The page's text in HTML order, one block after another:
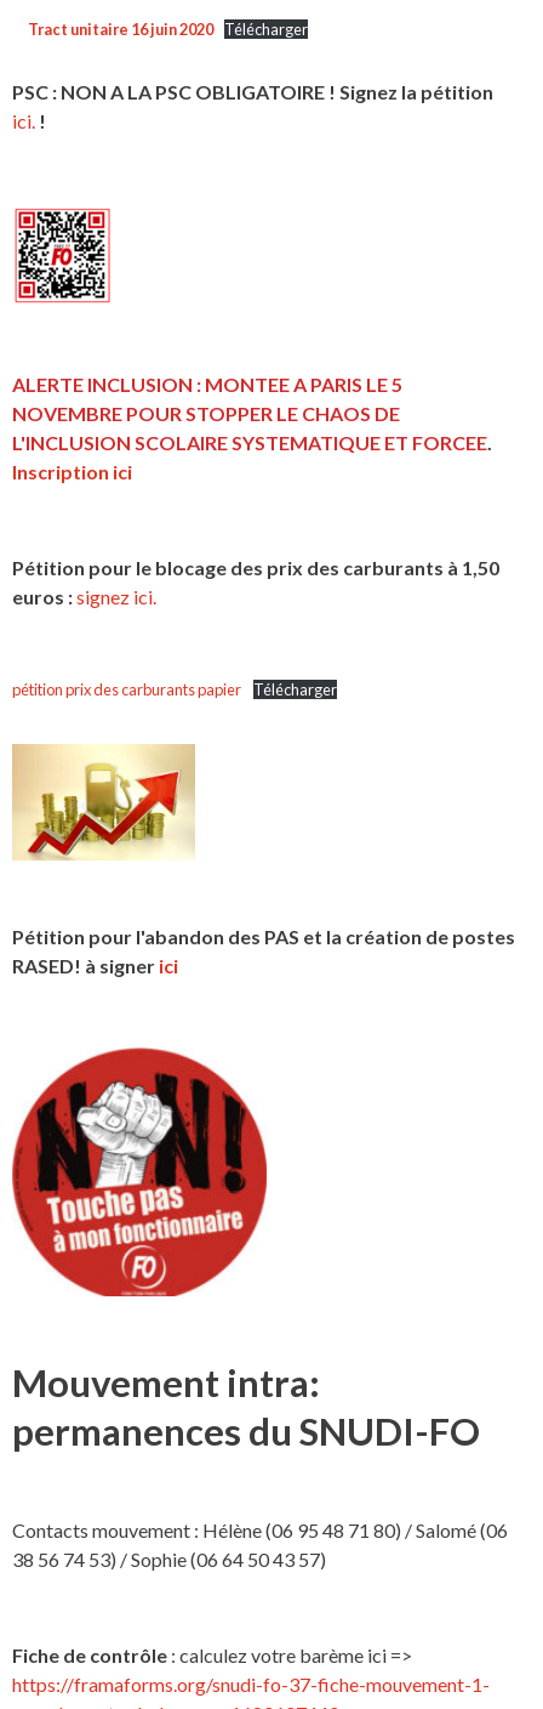
Tract unitaire 16 juin 2020 Télécharger
PSC : NON A LA PSC OBLIGATOIRE ! Signez la pétition
ici. !
ALERTE INCLUSION : MONTEE A PARIS LE 5
NOVEMBRE POUR STOPPER LE CHAOS DE
L'INCLUSION SCOLAIRE SYSTEMATIQUE ET FORCEE
Inscription ici
Pétition pour le blocage des prix des carburants à 1,50
euros :signez ici.
pétition prix des carburants papier Télécharger
Pétition pour l'abandon des PAS et la création de postes
RASED! à signer ici
Mouvement intra:
permanences du SNUDI-FO
Contacts mouvement : Hélène (06 95 48 71 80) / Salomé (06
38 56 74 53) / Sophie (06 64 50 43 57)
Fiche de contrôle : calculez votre barème ici =>
https://framaforms.org/snudi-fo-37-fiche-mouvement-1-